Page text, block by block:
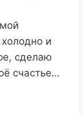
и
сделаю
счастье…